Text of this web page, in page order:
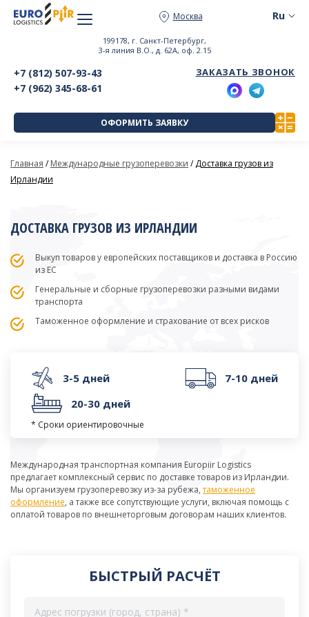
Москва
199178, г. Санкт-Петербург,
3-я линия В.О., д. 62А, оф. 2.15
+7 (812) 507-93-43
+7 (962) 345-68-61
ЗАКАЗАТЬ ЗВОНОК
ОФОРМИТЬ ЗАЯВКУ
Главная /Международные грузоперевозки /Доставка грузов из
Ирландии
ДОСТАВКА ГРУЗОВ ИЗ ИРЛАНДИИ
Выкуп товаров у европейских поставщиков и доставка в Россию
из ЕС
Генеральные и сборные грузоперевозки разными видами
транспорта
Таможенное оформление и страхование от всех рисков
3-5 дней
7-10 дней
20-30 дней
* Сроки ориентировочные
Международная транспортная компания Europiir Logistics
предлагает комплексный сервис по доставке товаров из Ирландии.
Мы организуем грузоперевозку из-за рубежа,таможенное
оформление, а также все сопутствующие услуги, включая помощь с
оплатой товаров по внешнеторговым договорам наших клиентов.
БЫСТРЫЙ РАСЧЁТ